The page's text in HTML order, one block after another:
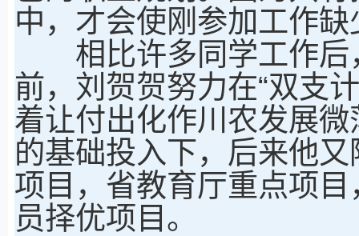
中，才会使刚参加工作
相比许多同学工作后
前，刘贺贺努力在“双支
着让付出化作川农发展
的基础投入下，后来他
项目，省教育厅重点项
员择优项目。